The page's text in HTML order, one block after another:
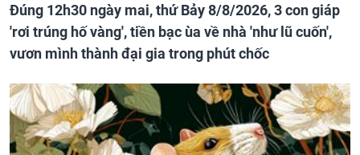
Đúng 12h30 ngày mai, thứ Bảy 8/8/2026, 3 con giáp
'rơi trúng hố vàng', tiền bạc ùa về nhà 'như lũ cuốn',
vươn mình thành đại gia trong phút chốc